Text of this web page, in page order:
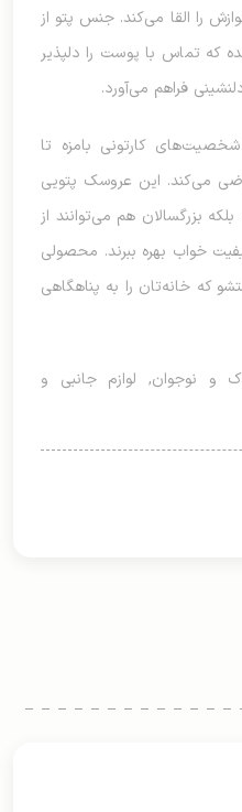
را القا می‌کند. جنس پتو از
تماس با پوست را دلپذیر
فراهم می‌آورد.
شخصیت‌های کارتونی بامزه تا
می‌کند. این عروسک پتویی
بزرگسالان هم می‌توانند از
خواب بهره ببرند. محصولی
که خانه‌تان را به پناهگاهی
و نوجوان, لوازم جانبی و